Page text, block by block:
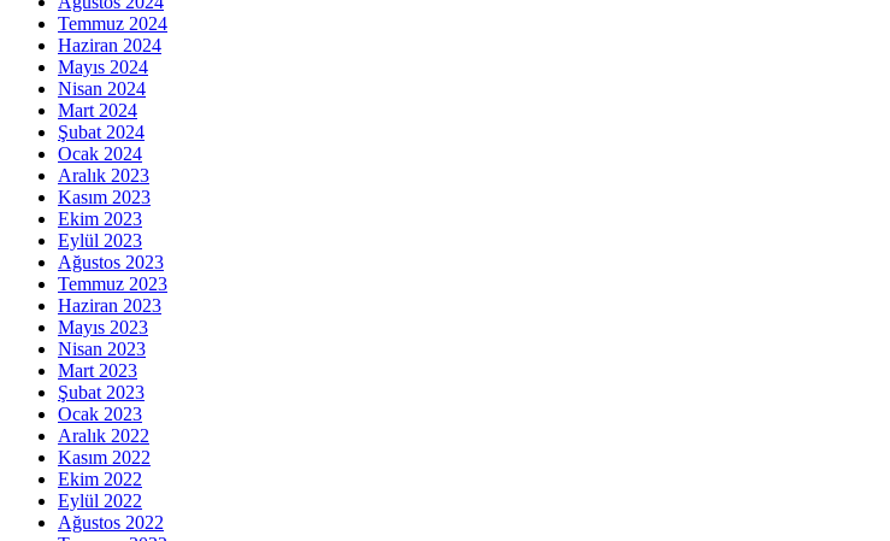
Temmuz 2024
Haziran 2024
Mayıs 2024
Nisan 2024
Mart 2024
Şubat 2024
Ocak 2024
Aralık 2023
Kasım 2023
Ekim 2023
Eylül 2023
Ağustos 2023
Temmuz 2023
Haziran 2023
Mayıs 2023
Nisan 2023
Mart 2023
Şubat 2023
Ocak 2023
Aralık 2022
Kasım 2022
Ekim 2022
Eylül 2022
Ağustos 2022